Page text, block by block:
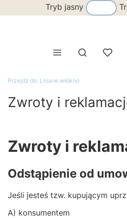
Tryb jasny
Otwórz
Przejdź do: Lniane włókno
Zwroty i
Zwroty i
Odstąpienie od
Jeśli jesteś tzw. kupującym
A) konsumentem